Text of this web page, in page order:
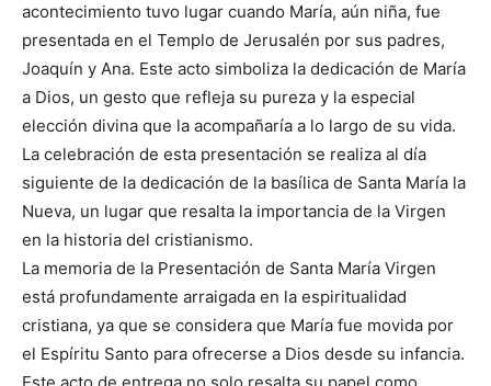
acontecimiento tuvo lugar cuando María, aún niña, fue
presentada en el Templo de Jerusalén por sus padres,
Joaquín y Ana. Este acto simboliza la dedicación de María
a Dios, un gesto que refleja su pureza y la especial
elección divina que la acompañaría a lo largo de su vida.
La celebración de esta presentación se realiza al día
siguiente de la dedicación de la basílica de Santa María la
Nueva, un lugar que resalta la importancia de la Virgen
en la historia del cristianismo.
La memoria de la Presentación de Santa María Virgen
está profundamente arraigada en la espiritualidad
cristiana, ya que se considera que María fue movida por
el Espíritu Santo para ofrecerse a Dios desde su infancia.